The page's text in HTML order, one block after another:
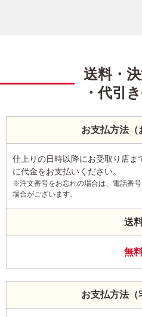
送料・
・代引
お支払方法（
仕上りの日時以降にお受取り店
に代金をお支払いください。
※注文番号をお忘れの場合は、電話番
場合がございます。
送
無
お支払方法（